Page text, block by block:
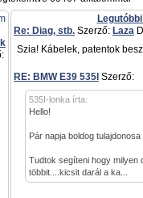
Re: Diag, stb. Szerző: Laza
Szia! Kábelek, patentok
RE: BMW E39 535I Szerző:
535I-lonka írta:
Hello!
Pár napja boldog
Tudtok segíteni hogy milyen
többit....kicsit darál a ka...